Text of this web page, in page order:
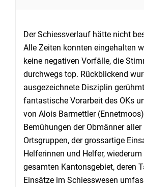
Der Schiessverlauf hätte nicht
Alle Zeiten konnten eingehalten
keine negativen Vorfälle, die
durchwegs top. Rückblickend
ausgezeichnete Disziplin
fantastische Vorarbeit des OKs
von Alois Barmettler
Bemühungen der Obmänner
Ortsgruppen, der grossartige
Helferinnen und Helfer,
gesamten Kantonsgebiet, deren
Einsätze im Schiesswesen